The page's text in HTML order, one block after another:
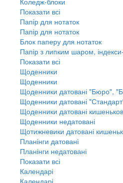
Показати всі
Папір для нотаток
Папір для нотаток
Блок паперу для нотаток
Папір з липким шаром,
Показати всі
Щоденники
Щоденники
Щоденники датовані "Бюро",
Щоденники датовані
Щоденники датовані
Щоденники недатовані
Щотижневики датовані
Планінги датовані
Планінги недатовані
Показати всі
Календарі